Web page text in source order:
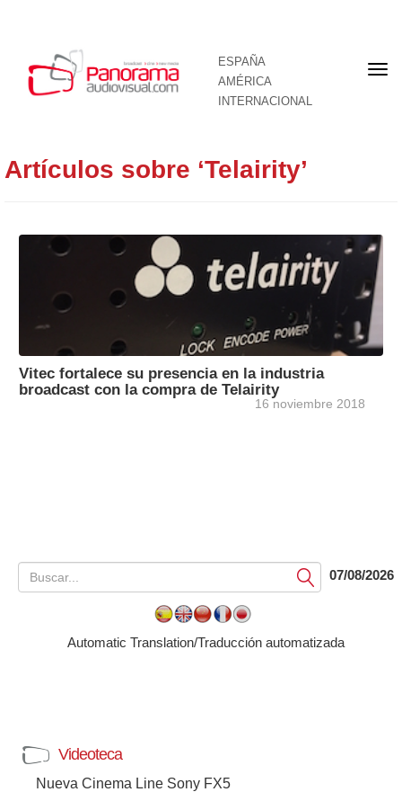
ESPAÑA
AMÉRICA
INTERNACIONAL
Artículos sobre ‘Telairity’
Vitec fortalece su presencia en la industria
broadcast con la compra de Telairity
16 noviembre 2018
Submit07/08/2026
Automatic Translation/Traducción automatizada
Videoteca
Nueva Cinema Line Sony FX5